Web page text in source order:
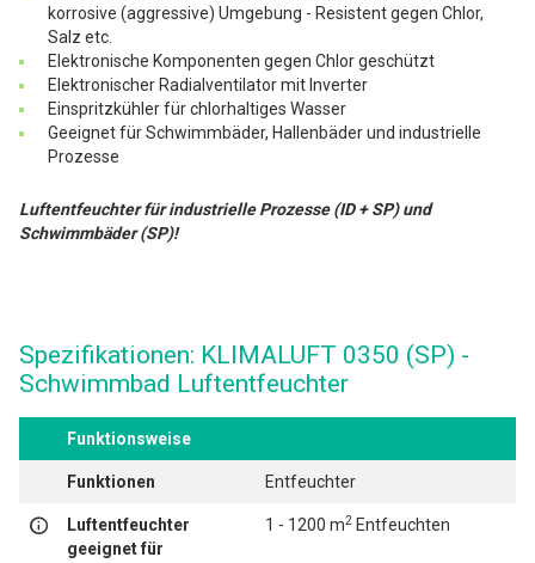
korrosive (aggressive) Umgebung - Resistent gegen Chlor,
Salz etc.
Elektronische Komponenten gegen Chlor geschützt
Elektronischer Radialventilator mit Inverter
Einspritzkühler für chlorhaltiges Wasser
Geeignet für Schwimmbäder, Hallenbäder und industrielle
Prozesse
Luftentfeuchter für industrielle Prozesse (ID + SP) und
Schwimmbäder (SP)!
Spezifikationen: KLIMALUFT 0350 (SP) -
Schwimmbad Luftentfeuchter
Funktionsweise
Funktionen Entfeuchter
Luftentfeuchter
geeignet für
1 - 1200 m2 Entfeuchten